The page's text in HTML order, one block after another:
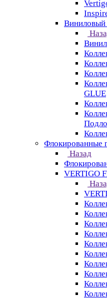
GLUE
Флокированные
Назад
VERTIGO